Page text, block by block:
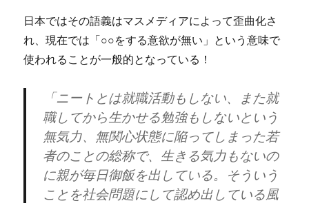
日本ではその語義はマスメディアによって歪曲化さ
れ、現在では「○○をする意欲が無い」という意味で
使われることが一般的となっている！
「ニートとは就職活動もしない、また就
職してから生かせる勉強もしないという
無気力、無関心状態に陥ってしまった若
者のことの総称で、生きる気力もないの
に親が毎日御飯を出している。そういう
ことを社会問題にして認め出している風